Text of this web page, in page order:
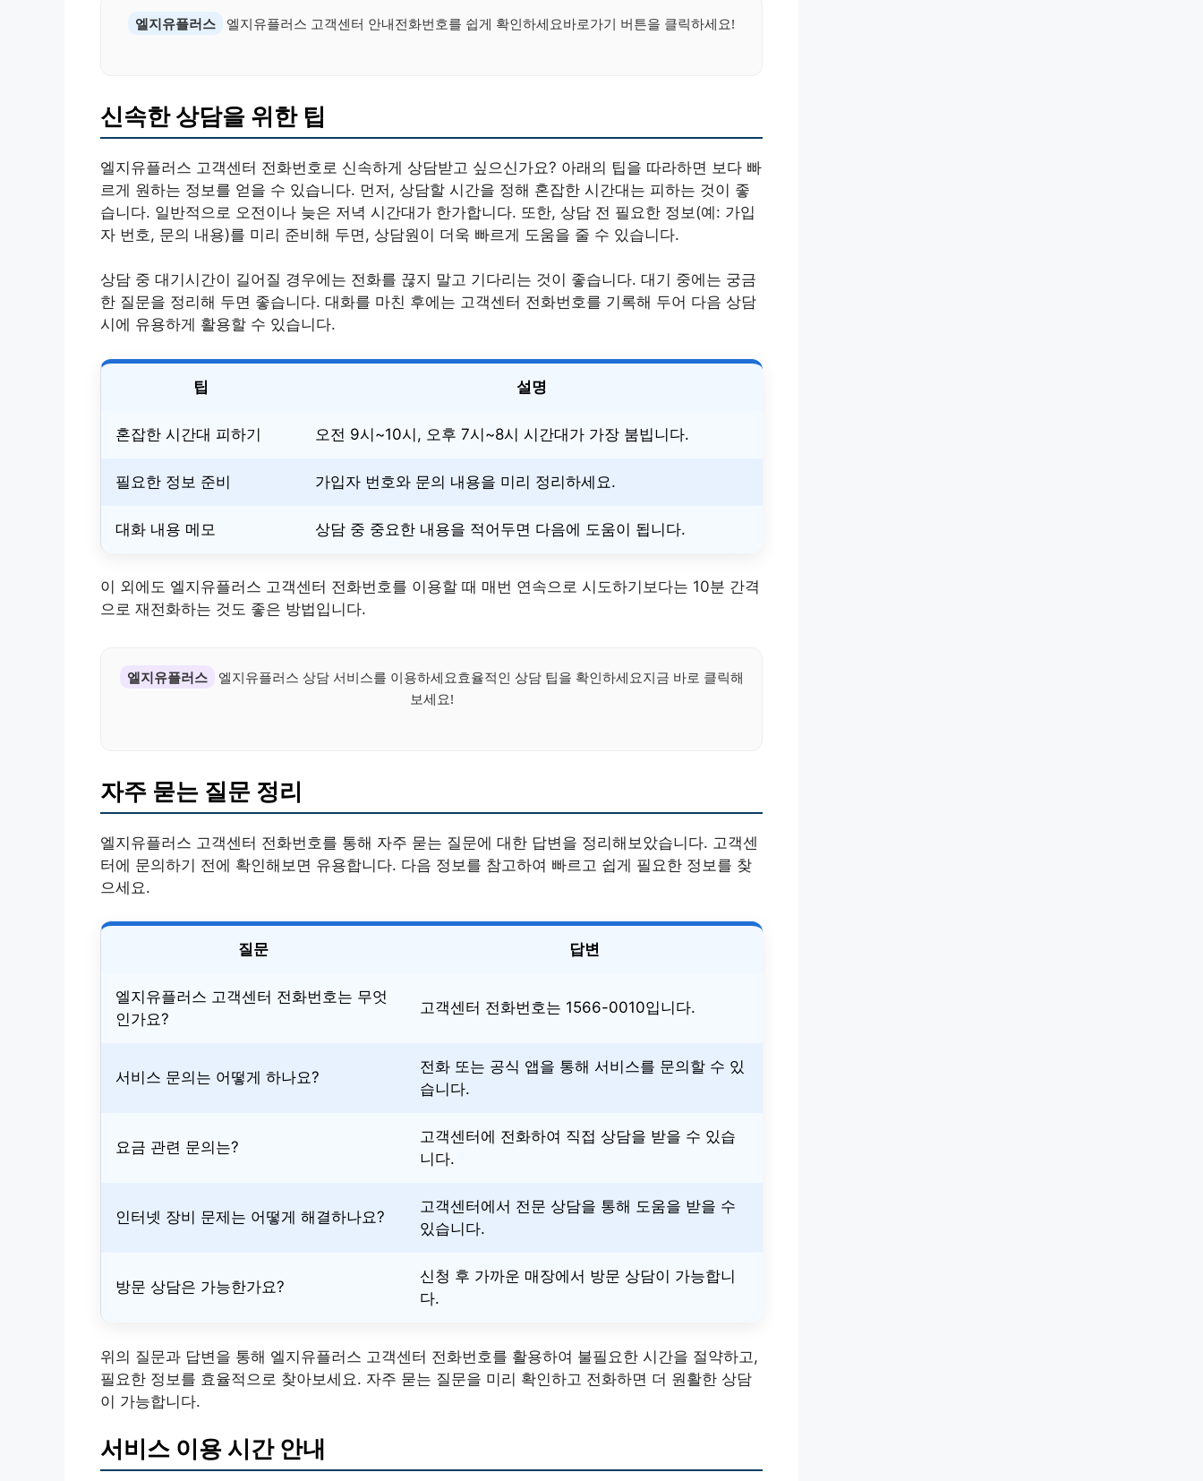
엘지유플러스 엘지유플러스 고객센터 안내전화번호를 쉽게 확인하세요바로가기 버튼을 클릭하세요!
신속한 상담을 위한 팁
엘지유플러스 고객센터 전화번호로 신속하게 상담받고 싶으신가요? 아래의 팁을 따라하면 보다 빠
르게 원하는 정보를 얻을 수 있습니다. 먼저, 상담할 시간을 정해 혼잡한 시간대는 피하는 것이 좋
습니다. 일반적으로 오전이나 늦은 저녁 시간대가 한가합니다. 또한, 상담 전 필요한 정보(예: 가입
자 번호, 문의 내용)를 미리 준비해 두면, 상담원이 더욱 빠르게 도움을 줄 수 있습니다.
상담 중 대기시간이 길어질 경우에는 전화를 끊지 말고 기다리는 것이 좋습니다. 대기 중에는 궁금
한 질문을 정리해 두면 좋습니다. 대화를 마친 후에는 고객센터 전화번호를 기록해 두어 다음 상담
시에 유용하게 활용할 수 있습니다.
팁 설명
혼잡한 시간대 피하기 오전 9시~10시, 오후 7시~8시 시간대가 가장 붐빕니다.
필요한 정보 준비 가입자 번호와 문의 내용을 미리 정리하세요.
대화 내용 메모 상담 중 중요한 내용을 적어두면 다음에 도움이 됩니다.
이 외에도 엘지유플러스 고객센터 전화번호를 이용할 때 매번 연속으로 시도하기보다는 10분 간격
으로 재전화하는 것도 좋은 방법입니다.
엘지유플러스
엘지유플러스 상담 서비스를 이용하세요효율적인 상담 팁을 확인하세요지금 바로 클릭해
보세요!
자주 묻는 질문 정리
엘지유플러스 고객센터 전화번호를 통해 자주 묻는 질문에 대한 답변을 정리해보았습니다. 고객센
터에 문의하기 전에 확인해보면 유용합니다. 다음 정보를 참고하여 빠르고 쉽게 필요한 정보를 찾
으세요.
질문 답변
엘지유플러스 고객센터 전화번호는 무엇
인가요?
고객센터 전화번호는 1566-0010입니다.
서비스 문의는 어떻게 하나요?
전화 또는 공식 앱을 통해 서비스를 문의할 수 있
습니다.
요금 관련 문의는?
고객센터에 전화하여 직접 상담을 받을 수 있습
니다.
인터넷 장비 문제는 어떻게 해결하나요?
고객센터에서 전문 상담을 통해 도움을 받을 수
있습니다.
방문 상담은 가능한가요?
신청 후 가까운 매장에서 방문 상담이 가능합니
다.
위의 질문과 답변을 통해 엘지유플러스 고객센터 전화번호를 활용하여 불필요한 시간을 절약하고,
필요한 정보를 효율적으로 찾아보세요. 자주 묻는 질문을 미리 확인하고 전화하면 더 원활한 상담
이 가능합니다.
서비스 이용 시간 안내